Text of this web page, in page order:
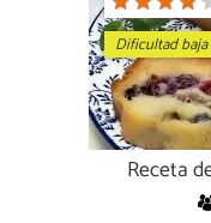
Dificultad baja
Receta